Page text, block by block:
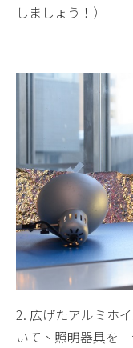
しましょう！）
2. 広げたアルミホ
いて、照明器具を